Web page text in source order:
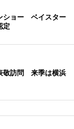
ショー ベイスター
定
敬訪問 来季は横浜